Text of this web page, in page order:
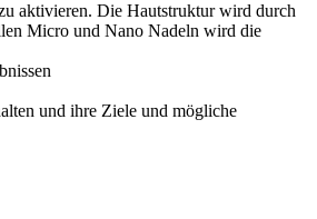
aktivieren. Die Hautstruktur wird durch
Micro und Nano Nadeln wird die
und ihre Ziele und mögliche